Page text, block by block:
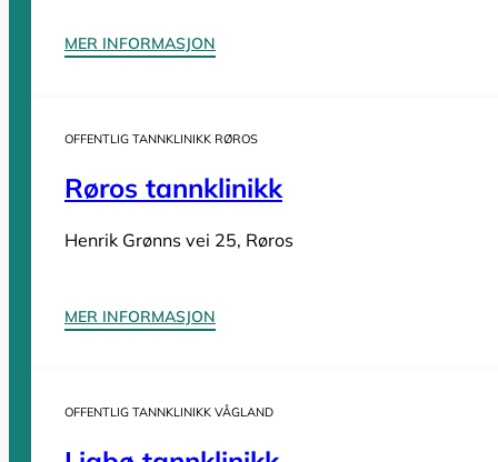
MER INFORMASJON
OFFENTLIG TANNKLINIKK RØROS
Røros tannklinikk
Henrik Grønns vei 25, Røros
MER INFORMASJON
OFFENTLIG TANNKLINIKK VÅGLAND
Tannleger Oslo
Tannleger Telemark
Tannleger Trøndelag
Tannleger Vestfold
Vi er enkomplett oversikt over offentlige tannklinikker i Norge